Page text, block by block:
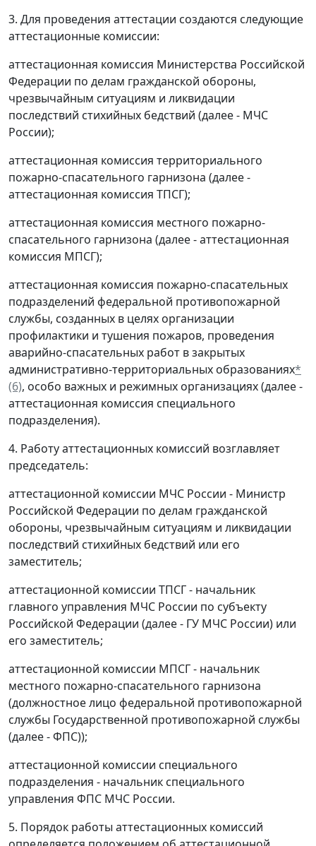
3. Для проведения аттестации создаются следующие
аттестационные комиссии:
аттестационная комиссия Министерства Российской
Федерации по делам гражданской обороны,
чрезвычайным ситуациям и ликвидации
последствий стихийных бедствий (далее - МЧС
России);
аттестационная комиссия территориального
пожарно-спасательного гарнизона (далее -
аттестационная комиссия ТПСГ);
аттестационная комиссия местного пожарно-
спасательного гарнизона (далее - аттестационная
комиссия МПСГ);
аттестационная комиссия пожарно-спасательных
подразделений федеральной противопожарной
службы, созданных в целях организации
профилактики и тушения пожаров, проведения
аварийно-спасательных работ в закрытых
административно-территориальных образованиях*
(6), особо важных и режимных организациях (далее -
аттестационная комиссия специального
подразделения).
4. Работу аттестационных комиссий возглавляет
председатель:
аттестационной комиссии МЧС России - Министр
Российской Федерации по делам гражданской
обороны, чрезвычайным ситуациям и ликвидации
последствий стихийных бедствий или его
заместитель;
аттестационной комиссии ТПСГ - начальник
главного управления МЧС России по субъекту
Российской Федерации (далее - ГУ МЧС России) или
его заместитель;
аттестационной комиссии МПСГ - начальник
местного пожарно-спасательного гарнизона
(должностное лицо федеральной противопожарной
службы Государственной противопожарной службы
(далее - ФПС));
аттестационной комиссии специального
подразделения - начальник специального
управления ФПС МЧС России.
5. Порядок работы аттестационных комиссий